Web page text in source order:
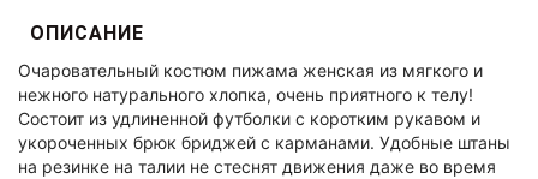
ОПИСАНИЕ
Очаровательный костюм пижама женская из мягкого и
нежного натурального хлопка, очень приятного к телу!
Состоит из удлиненной футболки с коротким рукавом и
укороченных брюк бриджей с карманами. Удобные штаны
на резинке на талии не стеснят движения даже во время